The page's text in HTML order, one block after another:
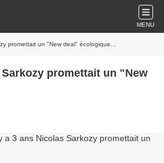
MENU
promettait un "New deal" écologique...
promettait un "New